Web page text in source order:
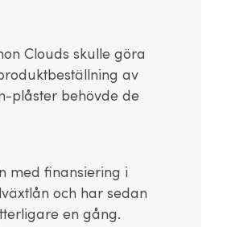
Clouds skulle göra
av
plåster behövde de
med finansiering i
och har sedan
en gång.